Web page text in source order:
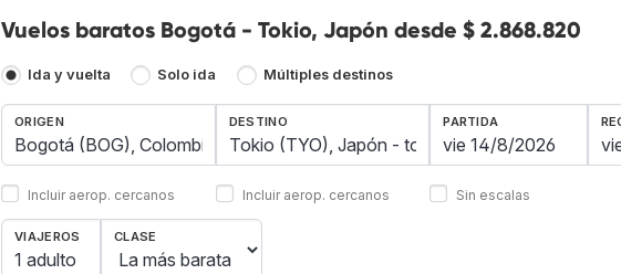
Vuelos baratos Bogotá - Tokio, Japón desde $ 2.868.820
Ida y vuelta Solo ida Múltiples destinos
ORIGEN
Incluir aerop. cercanos
DESTINO
Incluir aerop. cercanos
PARTIDA
Sin escalas
VIAJEROS
1 adulto
CLASE